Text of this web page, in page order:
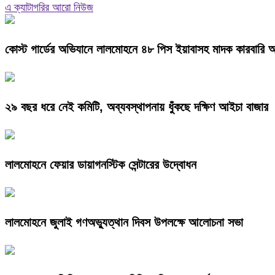
এ ক্যাটাগরির আরো নিউজ
কোস্ট গার্ডের অভিযানে লালমোহনে ৪৮ পিস ইয়াবাসহ মাদক কারবারি
২৯ বছর ধরে নেই কমিটি, অব্যবস্থাপনায় ধুঁকছে দক্ষিণ আইচা বাজার
লালমোহনে ফেয়ার ডায়াগনস্টিক সেন্টারের উদ্বোধন
লালমোহনে জুলাই গণঅভ্যুত্থান দিবস উপলক্ষে আলোচনা সভা